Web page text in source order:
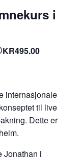
i
KR495.00
internasjonale
til live
Dette er
Jonathan i